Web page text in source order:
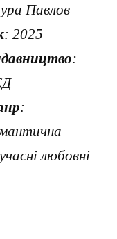
Павлов
: 2025
:
:
любовні